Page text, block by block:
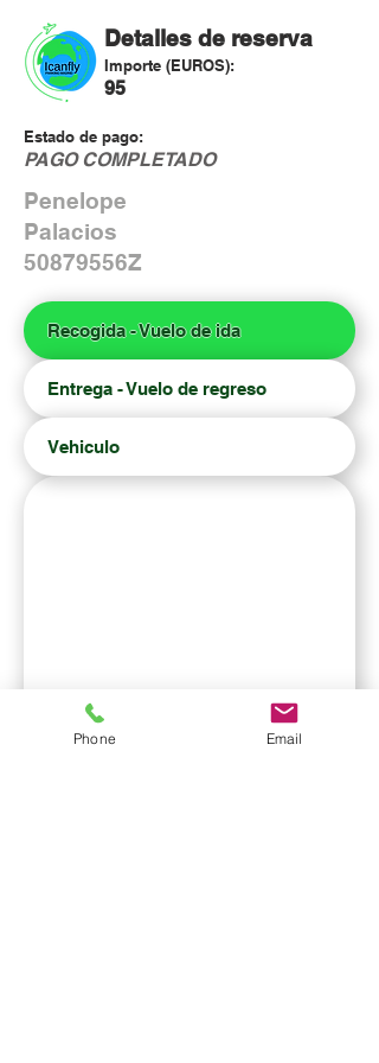
Detalles de reserva
Importe (EUROS):
95
Estado de pago:
PAGO COMPLETADO
Penelope
Palacios
50879556Z
Recogida - Vuelo de ida
Entrega - Vuelo de regreso
Vehiculo
Phone Email